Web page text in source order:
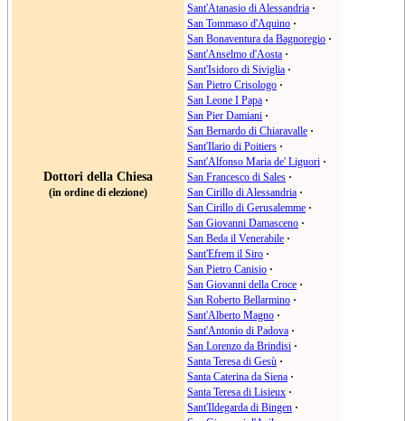
Dottori della Chiesa
(in ordine di elezione)
Sant'Atanasio di Alessandria ·
San Tommaso d'Aquino ·
San Bonaventura da Bagnoregio ·
Sant'Anselmo d'Aosta ·
Sant'Isidoro di Siviglia ·
San Pietro Crisologo ·
San Leone I Papa ·
San Pier Damiani ·
San Bernardo di Chiaravalle ·
Sant'Ilario di Poitiers ·
Sant'Alfonso Maria de' Liguori ·
San Francesco di Sales ·
San Cirillo di Alessandria ·
San Cirillo di Gerusalemme ·
San Giovanni Damasceno ·
San Beda il Venerabile ·
Sant'Efrem il Siro ·
San Pietro Canisio ·
San Giovanni della Croce ·
San Roberto Bellarmino ·
Sant'Alberto Magno ·
Sant'Antonio di Padova ·
San Lorenzo da Brindisi ·
Santa Teresa di Gesù ·
Santa Caterina da Siena ·
Santa Teresa di Lisieux ·
Sant'Ildegarda di Bingen ·